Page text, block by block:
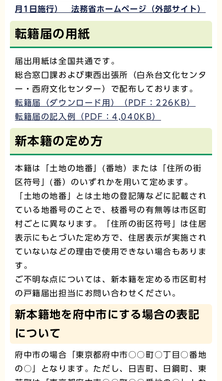
月1日施行） 法務省ホームページ（外部サイト）
転籍届の用紙
届出用紙は全国共通です。
総合窓口課および東西出張所（白糸台文化センタ
ー・西府文化センター）で配布しております。
転籍届（ダウンロード用）（PDF：226KB）
転籍届の記入例（PDF：4,040KB）
新本籍の定め方
本籍は「土地の地番」(番地）または「住所の街
区符号」(番）のいずれかを用いて定めます。
「土地の地番」とは土地の登記簿などに記載され
ている地番号のことで、枝番号の有無等は市区町
村ごとに異なります。「住所の街区符号」は住居
表示にもとづいた定め方で、住居表示が実施され
ていないなどの理由で使用できない場合もありま
す。
ご不明な点については、新本籍を定める市区町村
の戸籍届出担当にお問い合わせください。
新本籍地を府中市にする場合の表記
について
府中市の場合「東京都府中市○○町○丁目○番地
の○」となります。ただし、日吉町、日鋼町、東